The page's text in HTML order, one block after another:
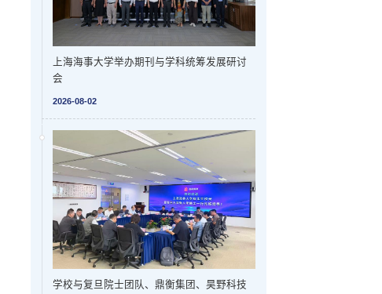
上海海事大学举办期刊与学科统筹发展研讨
会
2026-08-02
学校与复旦院士团队、鼎衡集团、昊野科技